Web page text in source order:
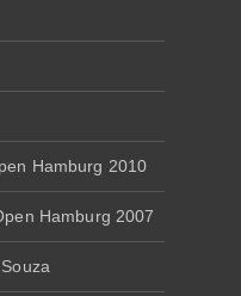
Hamburg 2010
Hamburg 2007